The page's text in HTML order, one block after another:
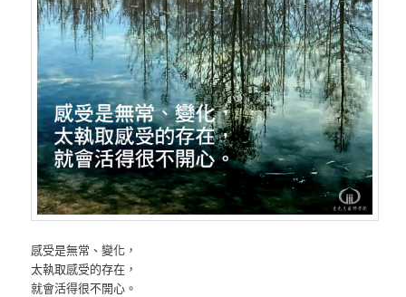
感受是無常、變化，
太執取感受的存在，
就會活得很不開心。